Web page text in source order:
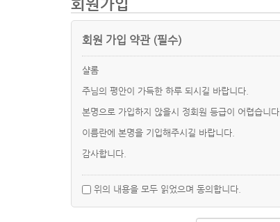
회원가입
회원 가입 약관 (필수)
샬롬
주님의 평안이 가득한 하루 되시길 바랍니다.
본명으로 가입하지 않을시 정회원 등급이 어렵습니다.
이름란에 본명을 기입해주시길 바랍니다.
감사합니다.
위의 내용을 모두 읽었으며 동의합니다.